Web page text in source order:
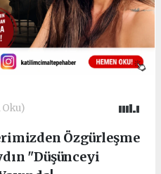
Oku)
Özgürleşme
"Düşünceyi